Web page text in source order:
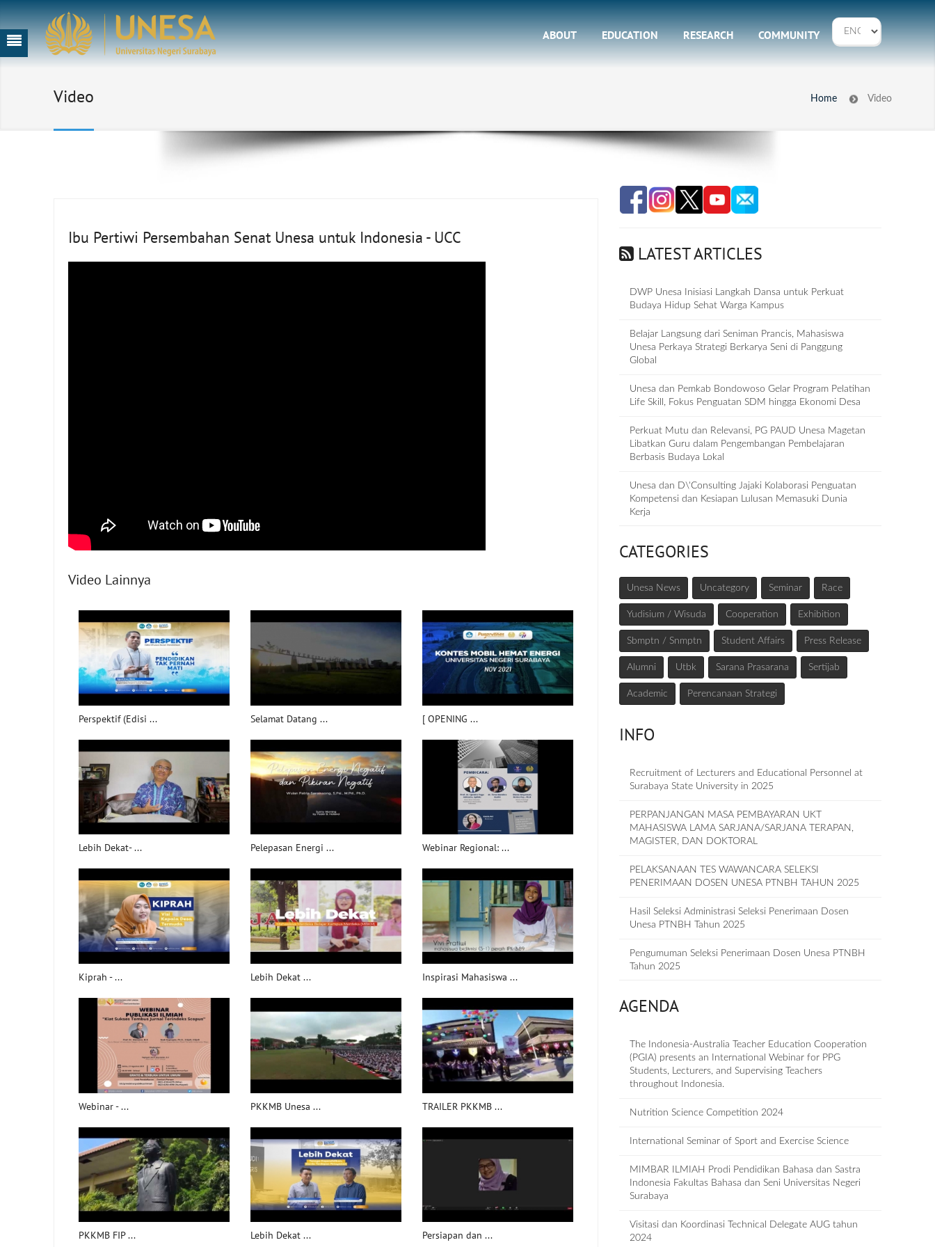
ABOUT EDUCATION RESEARCH COMMUNITY
Video Home Video
Ibu Pertiwi Persembahan Senat Unesa untuk Indonesia - UCC
Video Lainnya
Perspektif (Edisi ... Selamat Datang ... [ OPENING ...
Lebih Dekat- ... Pelepasan Energi ... Webinar Regional: ...
Kiprah - ... Lebih Dekat ... Inspirasi Mahasiswa ...
Webinar - ... PKKMB Unesa ... TRAILER PKKMB ...
PKKMB FIP ... Lebih Dekat ... Persiapan dan ...
LATEST ARTICLES
DWP Unesa Inisiasi Langkah Dansa untuk Perkuat
Budaya Hidup Sehat Warga Kampus
Belajar Langsung dari Seniman Prancis, Mahasiswa
Unesa Perkaya Strategi Berkarya Seni di Panggung
Global
Unesa dan Pemkab Bondowoso Gelar Program Pelatihan
Life Skill, Fokus Penguatan SDM hingga Ekonomi Desa
Perkuat Mutu dan Relevansi, PG PAUD Unesa Magetan
Libatkan Guru dalam Pengembangan Pembelajaran
Berbasis Budaya Lokal
Unesa dan D\'Consulting Jajaki Kolaborasi Penguatan
Kompetensi dan Kesiapan Lulusan Memasuki Dunia
Kerja
CATEGORIES
Unesa News Uncategory Seminar Race
Yudisium / Wisuda Cooperation Exhibition
Sbmptn / Snmptn Student Affairs Press Release
Alumni Utbk Sarana Prasarana Sertijab
Academic Perencanaan Strategi
INFO
Recruitment of Lecturers and Educational Personnel at
Surabaya State University in 2025
PERPANJANGAN MASA PEMBAYARAN UKT
MAHASISWA LAMA SARJANA/SARJANA TERAPAN,
MAGISTER, DAN DOKTORAL
PELAKSANAAN TES WAWANCARA SELEKSI
PENERIMAAN DOSEN UNESA PTNBH TAHUN 2025
Hasil Seleksi Administrasi Seleksi Penerimaan Dosen
Unesa PTNBH Tahun 2025
Pengumuman Seleksi Penerimaan Dosen Unesa PTNBH
Tahun 2025
AGENDA
The Indonesia-Australia Teacher Education Cooperation
(PGIA) presents an International Webinar for PPG
Students, Lecturers, and Supervising Teachers
throughout Indonesia.
Nutrition Science Competition 2024
International Seminar of Sport and Exercise Science
MIMBAR ILMIAH Prodi Pendidikan Bahasa dan Sastra
Indonesia Fakultas Bahasa dan Seni Universitas Negeri
Surabaya
Visitasi dan Koordinasi Technical Delegate AUG tahun
2024